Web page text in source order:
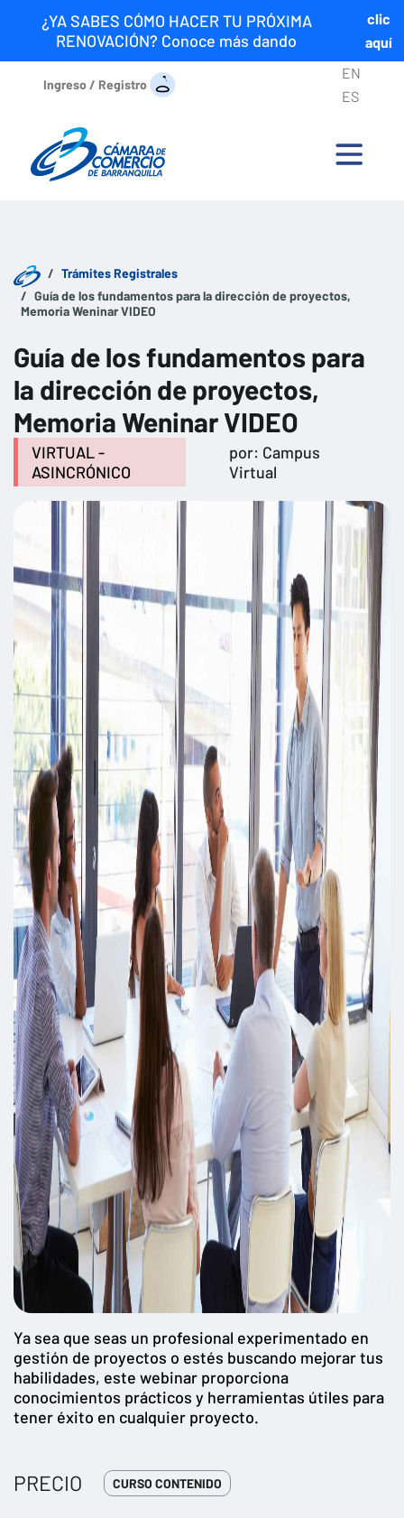
¿YA SABES CÓMO HACER TU PRÓXIMA
RENOVACIÓN? Conoce más dando
clic
aquí
Ingreso / Registro
EN
ES
Trámites Registrales
Guía de los fundamentos para la dirección de proyectos,
Memoria Weninar VIDEO
Guía de los fundamentos para
la dirección de proyectos,
Memoria Weninar VIDEO
VIRTUAL -
ASINCRÓNICO
por: Campus
Virtual
Ya sea que seas un profesional experimentado en
gestión de proyectos o estés buscando mejorar tus
habilidades, este webinar proporciona
conocimientos prácticos y herramientas útiles para
tener éxito en cualquier proyecto.
PRECIO CURSO CONTENIDO